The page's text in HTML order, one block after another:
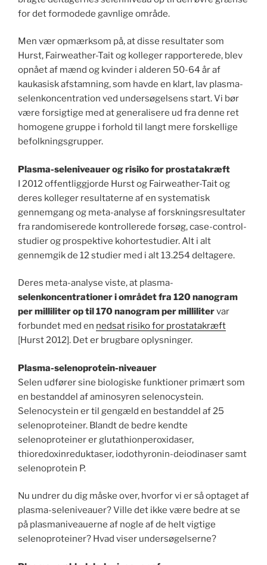
for det formodede gavnlige område.
Men vær opmærksom på, at disse resultater som
Hurst, Fairweather-Tait og kolleger rapporterede, blev
opnået af mænd og kvinder i alderen 50-64 år af
kaukasisk afstamning, som havde en klart, lav plasma-
selenkoncentration ved undersøgelsens start. Vi bør
være forsigtige med at generalisere ud fra denne ret
homogene gruppe i forhold til langt mere forskellige
befolkningsgrupper.
Plasma-seleniveauer og risiko for prostatakræft
I 2012 offentliggjorde Hurst og Fairweather-Tait og
deres kolleger resultaterne af en systematisk
gennemgang og meta-analyse af forskningsresultater
fra randomiserede kontrollerede forsøg, case-control-
studier og prospektive kohortestudier. Alt i alt
gennemgik de 12 studier med i alt 13.254 deltagere.
Deres meta-analyse viste, at plasma-
selenkoncentrationer i området fra 120 nanogram
per milliliter op til 170 nanogram per millilitervar
forbundet med en nedsat risiko for prostatakræft
[Hurst 2012]. Det er brugbare oplysninger.
Plasma-selenoprotein-niveauer
Selen udfører sine biologiske funktioner primært som
en bestanddel af aminosyren selenocystein.
Selenocystein er til gengæld en bestanddel af 25
selenoproteiner. Blandt de bedre kendte
selenoproteiner er glutathionperoxidaser,
thioredoxinreduktaser, iodothyronin-deiodinaser samt
selenoprotein P.
Nu undrer du dig måske over, hvorfor vi er så optaget af
plasma-seleniveauer? Ville det ikke være bedre at se
på plasmaniveauerne af nogle af de helt vigtige
selenoproteiner? Hvad viser undersøgelserne?